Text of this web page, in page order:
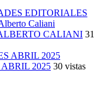
CALIANI 31
2025 30 vistas